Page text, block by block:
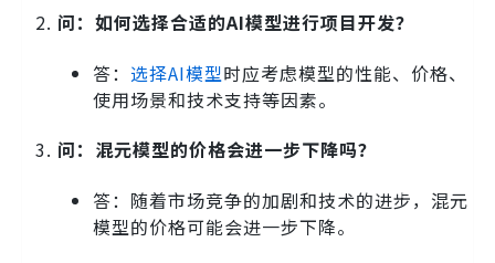
问：如何选择合适的AI模型进行项目开发？
答： 选择AI模型时应考虑模型的性能、价格、
使用场景和技术支持等因素。
问：混元模型的价格会进一步下降吗？
答：随着市场竞争的加剧和技术的进步，混元
模型的价格可能会进一步下降。